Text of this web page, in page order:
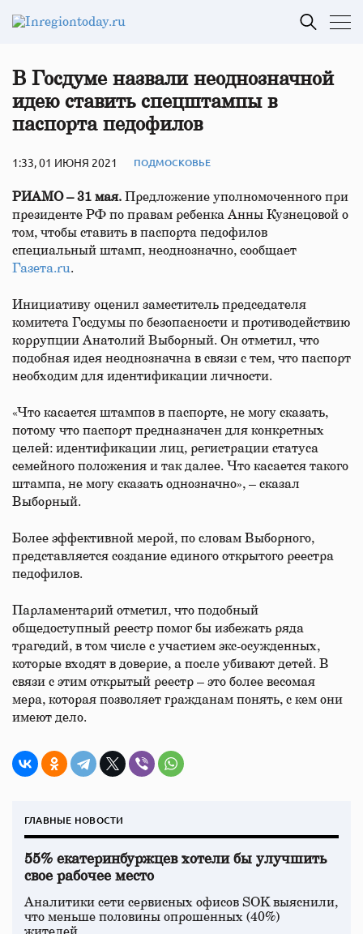
В Госдуме назвали неоднозначной
идею ставить спецштампы в
паспорта педофилов
1:33, 01 ИЮНЯ 2021 ПОДМОСКОВЬЕ
РИАМО – 31 мая. Предложение уполномоченного при
президенте РФ по правам ребенка Анны Кузнецовой о
том, чтобы ставить в паспорта педофилов
специальный штамп, неоднозначно, сообщает
Газета.ru.
Инициативу оценил заместитель председателя
комитета Госдумы по безопасности и противодействию
коррупции Анатолий Выборный. Он отметил, что
подобная идея неоднозначна в связи с тем, что паспорт
необходим для идентификации личности.
«Что касается штампов в паспорте, не могу сказать,
потому что паспорт предназначен для конкретных
целей: идентификации лиц, регистрации статуса
семейного положения и так далее. Что касается такого
штампа, не могу сказать однозначно», – сказал
Выборный.
Более эффективной мерой, по словам Выборного,
представляется создание единого открытого реестра
педофилов.
Парламентарий отметил, что подобный
общедоступный реестр помог бы избежать ряда
трагедий, в том числе с участием экс-осужденных,
которые входят в доверие, а после убивают детей. В
связи с этим открытый реестр – это более весомая
мера, которая позволяет гражданам понять, с кем они
имеют дело.
ГЛАВНЫЕ НОВОСТИ
55% екатеринбуржцев хотели бы улучшить
свое рабочее место
Аналитики сети сервисных офисов SOK выяснили,
что меньше половины опрошенных (40%)